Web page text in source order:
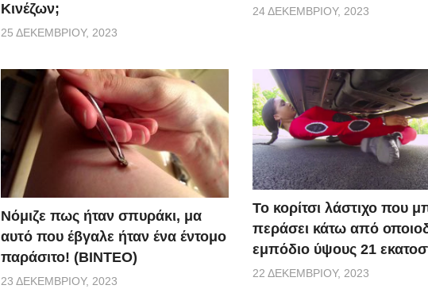
Κινέζων;
25 ΔΕΚΕΜΒΡΊΟΥ, 2023
24 ΔΕΚΕΜΒΡΊΟΥ, 2023
Νόμιζε πως ήταν σπυράκι, μα
αυτό που έβγαλε ήταν ένα έντομο
παράσιτο! (BINTEO)
23 ΔΕΚΕΜΒΡΊΟΥ, 2023
Το κορίτσι λάστιχο που
περάσει κάτω από
εμπόδιο ύψους 21
22 ΔΕΚΕΜΒΡΊΟΥ, 2023